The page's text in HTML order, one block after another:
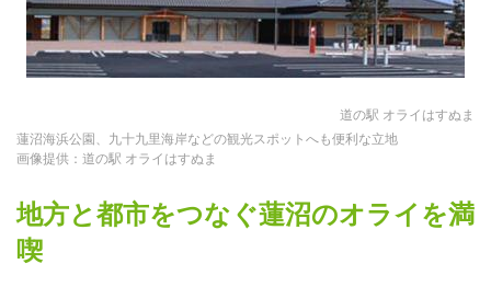
道の駅 オライはすぬま
蓮沼海浜公園、九十九里海岸などの観光スポットへも便利な立地
画像提供：道の駅 オライはすぬま
地方と都市をつなぐ蓮沼のオライを満
喫